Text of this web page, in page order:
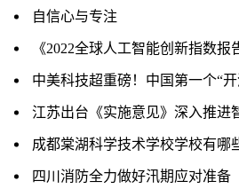
自信心与专注
四川消防全力做好汛期应对准备